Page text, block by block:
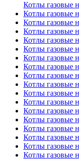
Котлы газовые
Котлы газовые
Котлы газовые
Котлы газовые
Котлы газовые
Котлы газовые
Котлы газовые
Котлы газовые
Котлы газовые
Котлы газовые
Котлы газовые
Котлы газовые
Котлы газовые
Котлы газовые
Котлы
Котлы газовые
Котлы газовые
Котлы газовые